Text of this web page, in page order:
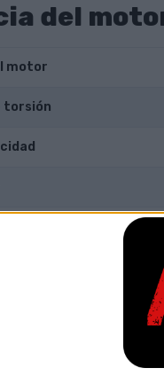
del
motor
torsión
y